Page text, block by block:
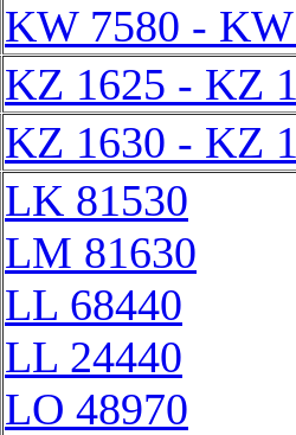
KW 7580 -
KZ 1625 - KZ
KZ 1630 - KZ
LK 81530
LM 81630
LL 68440
LL 24440
LO 48970